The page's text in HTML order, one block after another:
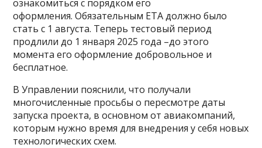
ознакомиться с порядком его
оформления. Обязательным ETA должно было
стать с 1 августа. Теперь тестовый период
продлили до 1 января 2025 года –до этого
момента его оформление добровольное и
бесплатное.
В Управлении пояснили, что получали
многочисленные просьбы о пересмотре даты
запуска проекта, в основном от авиакомпаний,
которым нужно время для внедрения у себя новых
технологических схем.